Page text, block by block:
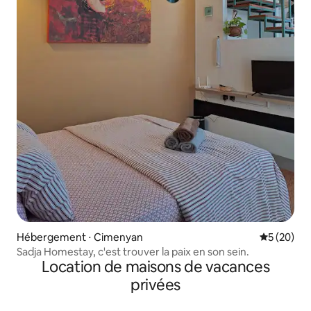
Hébergement ⋅ Cimenyan
5 (20)
Sadja Homestay, c'est trouver la paix en son sein.
Location de maisons de vacances
privées